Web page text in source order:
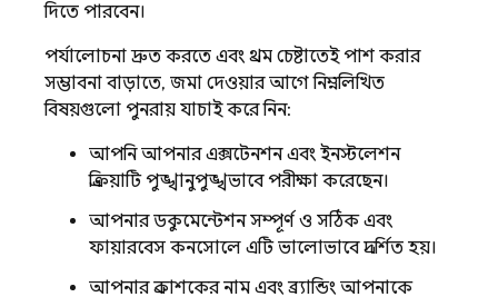
দিতে পারবেন।
পর্যালোচনা দ্রুত করতে এবং প্রথম চেষ্টাতেই পাশ করার
সম্ভাবনা বাড়াতে, জমা দেওয়ার আগে নিম্নলিখিত
বিষয়গুলো পুনরায় যাচাই করে নিন:
আপনি আপনার এক্সটেনশন এবং ইনস্টলেশন
প্রক্রিয়াটি পুঙ্খানুপুঙ্খভাবে পরীক্ষা করেছেন।
আপনার ডকুমেন্টেশন সম্পূর্ণ ও সঠিক এবং
ফায়ারবেস কনসোলে এটি ভালোভাবে প্রদর্শিত হয়।
আপনার প্রকাশকের নাম এবং ব্র্যান্ডিং আপনাকে